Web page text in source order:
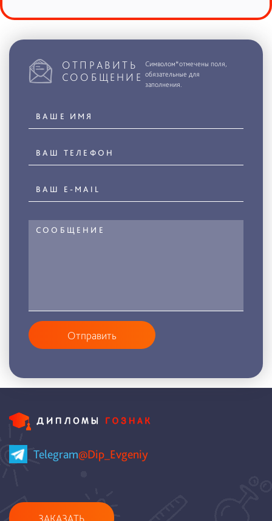
ОТПРАВИТЬ
СООБЩЕНИЕ
Символом*отмечены поля,
обязательные для
заполнения.
Отправить
Telegram@Dip_Evgeniy
ЗАКАЗАТЬ